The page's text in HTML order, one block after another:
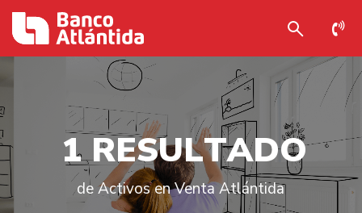
1 RESULTADO
de Activos en Venta Atlántida